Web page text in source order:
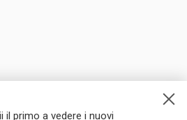
il primo a vedere i nuovi